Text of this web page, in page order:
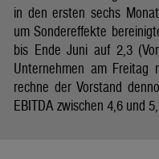
in den ersten sechs
um Sondereffekte
bis Ende Juni auf 2,3
Unternehmen am Freitag
rechne der Vorstand
EBITDA zwischen 4,6 und